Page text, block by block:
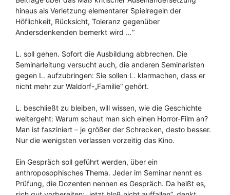
hinaus als Verletzung elementarer Spielregeln der
Höflichkeit, Rücksicht, Toleranz gegenüber
Andersdenkenden bemerkt wird …“
L. soll gehen. Sofort die Ausbildung abbrechen. Die
Seminarleitung versucht auch, die anderen Seminaristen
gegen L. aufzubringen: Sie sollen L. klarmachen, dass er
nicht mehr zur Waldorf-„Familie“ gehört.
L. beschließt zu bleiben, will wissen, wie die Geschichte
weitergeht: Warum schaut man sich einen Horror-Film an?
Man ist fasziniert – je größer der Schrecken, desto besser.
Nur die wenigsten verlassen vorzeitig das Kino.
Ein Gespräch soll geführt werden, über ein
anthroposophisches Thema. Jeder im Seminar nennt es
Prüfung, die Dozenten nennen es Gespräch. Da heißt es,